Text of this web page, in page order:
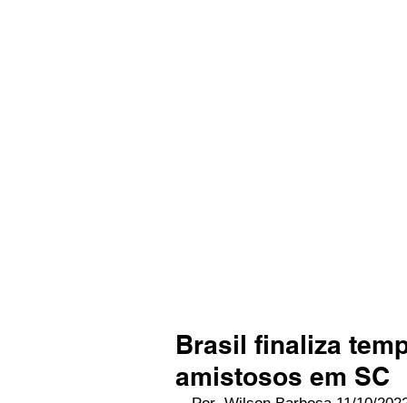
Brasil finaliza
amistosos em SC